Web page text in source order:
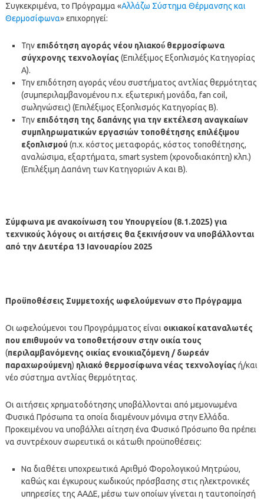
Συγκεκριμένα, το Πρόγραμμα «Αλλάζω Σύστημα Θέρμανσης και
Θερμοσίφωνα» επιχορηγεί:
Την επιδότηση αγοράς νέου ηλιακού́ θερμοσίφωνα
σύγχρονης τεχνολογίας (Επιλέξιμος Εξοπλισμός Κατηγορίας
Α).
Την επιδότηση αγοράς νέου συστήματος αντλίας θερμότητας
(συμπεριλαμβανομένου π.χ. εξωτερική μονάδα, fan coil,
σωληνώσεις) (Επιλέξιμος Εξοπλισμός Κατηγορίας Β).
Την επιδότηση της δαπάνης για την εκτέλεση αναγκαίων
συμπληρωματικών εργασιών τοποθέτησης επιλέξιμου
εξοπλισμού(π.χ. κόστος μεταφοράς, κόστος τοποθέτησης,
αναλώσιμα, εξαρτήματα, smart system (χρονοδιακόπτη) κλπ.)
(Επιλέξιμη Δαπάνη των Κατηγοριών Α και Β).
Σύμφωνα με ανακοίνωση του Υπουργείου (8.1.2025) για
τεχνικούς λόγους οι αιτήσεις θα ξεκινήσουν να υποβάλλονται
από την Δευτέρα 13 Ιανουαρίου 2025
Προϋποθέσεις Συμμετοχής ωφελούμενων στο Πρόγραμμα
Οι ωφελούμενοι του Προγράμματος είναι οικιακοί καταναλωτές
που επιθυμούν να τοποθετήσουν στην οικία τους
(περιλαμβανόμενης οικίας ενοικιαζόμενη / δωρεάν
παραχωρούμενη) ηλιακό θερμοσίφωνα νέας τεχνολογίας ή/και
νέο σύστημα αντλίας θερμότητας.
Οι αιτήσεις χρηματοδότησης υποβάλλονται από μεμονωμένα
Φυσικά Πρόσωπα τα οποία διαμένουν μόνιμα στην Ελλάδα.
Προκειμένου να υποβάλλει αίτηση ένα Φυσικό Πρόσωπο θα πρέπει
να συντρέχουν σωρευτικά οι κάτωθι προϋποθέσεις:
Να διαθέτει υποχρεωτικά Αριθμό Φορολογικού Μητρώου,
καθώς και έγκυρους κωδικούς πρόσβασης στις ηλεκτρονικές
υπηρεσίες της ΑΑΔΕ, μέσω των οποίων γίνεται η ταυτοποίησή